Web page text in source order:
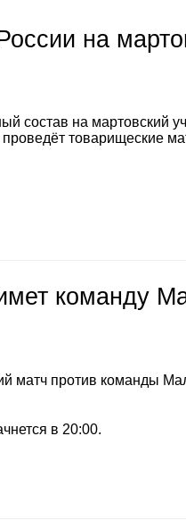
на
состав на мартовский
товарищеские
команду
матч против команды
в 20:00.